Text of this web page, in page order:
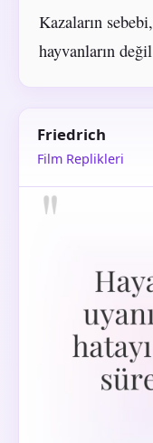
Kazaların
hayvanların
Friedrich
Film Replikleri